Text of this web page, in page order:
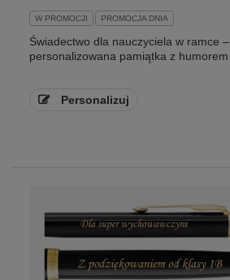
W PROMOCJI PROMOCJA DNIA
Świadectwo dla nauczyciela w ramce –
personalizowana pamiątka z humorem
Personalizuj